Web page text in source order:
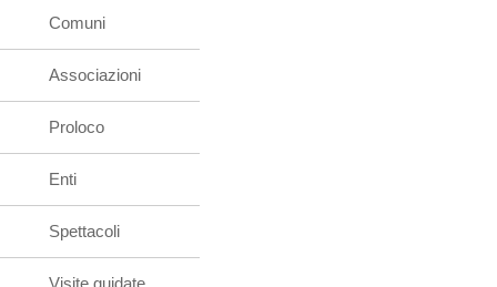
Comuni
Associazioni
Proloco
Enti
Spettacoli
Visite guidate